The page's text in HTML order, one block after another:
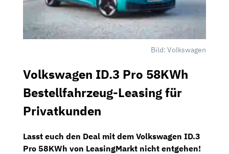
Bild: Volkswagen
Volkswagen ID.3 Pro 58KWh
Bestellfahrzeug-Leasing für
Privatkunden
Lasst euch den Deal mit dem Volkswagen ID.3
Pro 58KWh von LeasingMarkt nicht entgehen!